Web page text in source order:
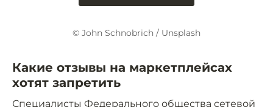
© John Schnobrich / Unsplash
Какие отзывы на маркетплейсах
хотят запретить
Специалисты Федерального общества сетевой